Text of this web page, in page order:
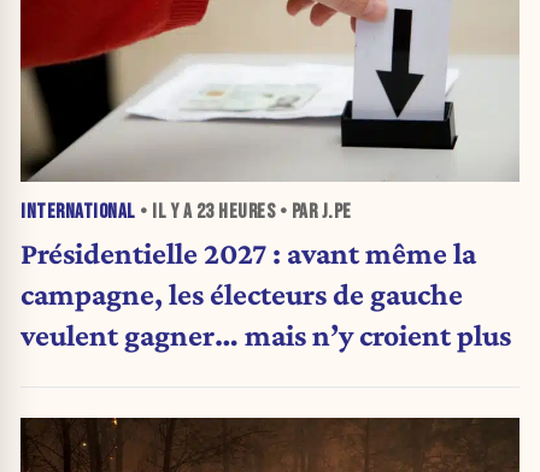
INTERNATIONAL • IL Y A 23 HEURES• PAR J.PE
Présidentielle 2027 : avant même la
campagne, les électeurs de gauche
veulent gagner… mais n’y croient plus